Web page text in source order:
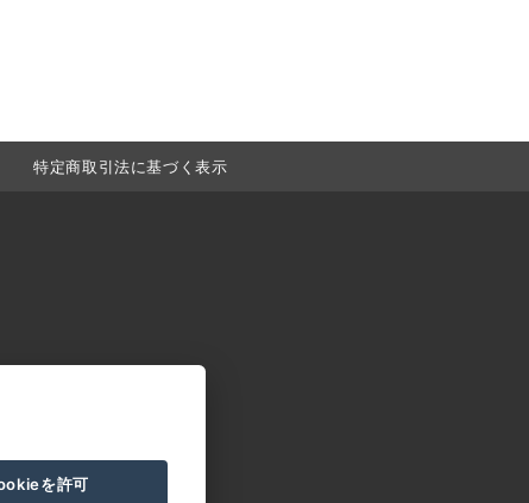
特定商取引法に基づく表示
を許可